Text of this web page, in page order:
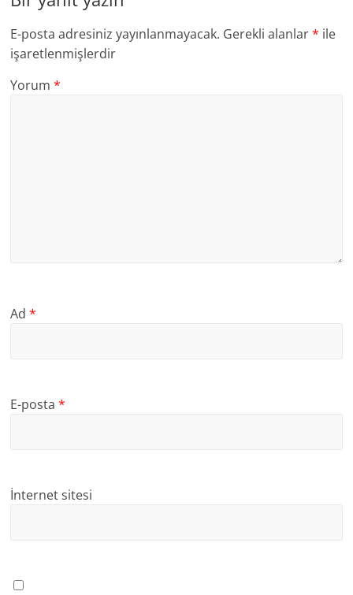
E-posta adresiniz yayınlanmayacak. Gerekli alanlar* ile
işaretlenmişlerdir
Yorum*
Ad*
E-posta*
İnternet sitesi